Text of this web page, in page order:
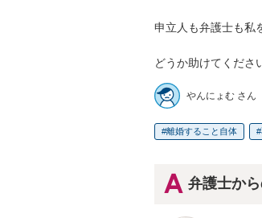
申立人も弁護士も私
どうか助けてくださ
やんにょむ さん
離婚すること自体
弁護士か